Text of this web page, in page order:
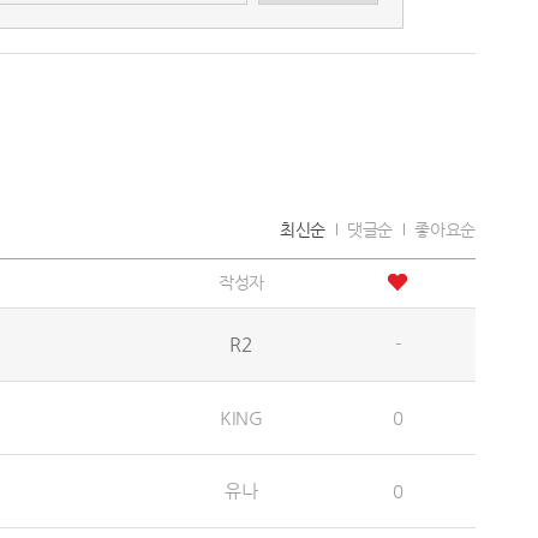
최신순 댓글순 좋아요순
작성자
R2 -
KING 0
유나 0